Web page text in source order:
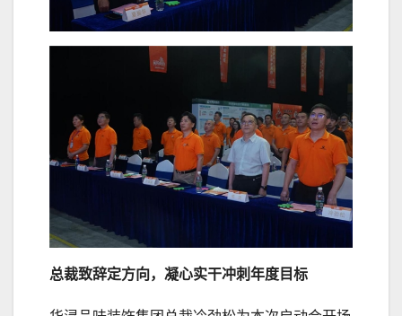
总裁致辞定方向，凝心实干冲刺年度目标